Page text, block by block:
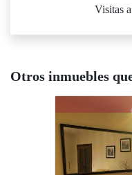
Visitas
Otros inmuebles